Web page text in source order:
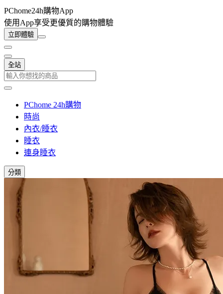
PChome24h購物App
使用App享受更優質的購物體驗
立即體驗
全站
PChome 24h購物
時尚
內衣/睡衣
睡衣
連身睡衣
分類